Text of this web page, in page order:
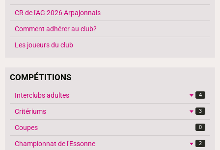
CR de l'AG 2026 Arpajonnais
Comment adhérer au club?
Les joueurs du club
COMPÉTITIONS
Interclubs adultes 4
Critériums 3
Coupes 0
Championnat de l'Essonne 2